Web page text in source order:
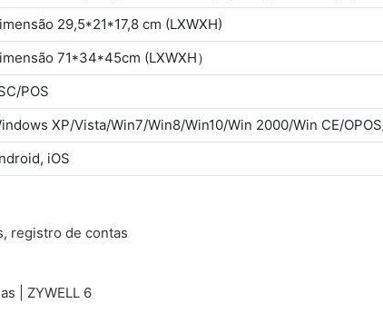
29,5*21*17,8 cm (LXWXH)
71*34*45cm (LXWXH）
POS
XP/Vista/Win7/Win8/Win10/Win 2000/Win CE/
iOS
registro de contas